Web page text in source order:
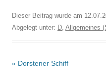
Dieser Beitrag wurde am
Abgelegt unter: D Allgemeines
Beitrags-
« Dorstener Schiff